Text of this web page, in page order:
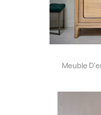
Meuble